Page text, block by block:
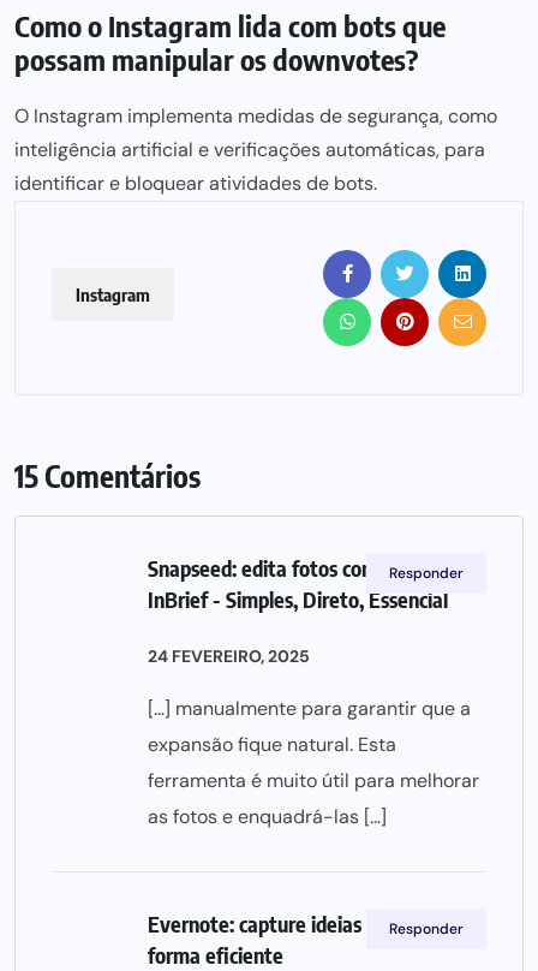
Como o Instagram lida com bots que
possam manipular os downvotes?
O Instagram implementa medidas de segurança, como
inteligência artificial e verificações automáticas, para
identificar e bloquear atividades de bots.
Instagram
15 Comentários
Snapseed: edita fotos como um pro -
InBrief - Simples, Direto, Essencial
24 FEVEREIRO, 2025
[…] manualmente para garantir que a
expansão fique natural. Esta
ferramenta é muito útil para melhorar
as fotos e enquadrá-las […]
Responder
Evernote: capture ideias e notas de
forma eficiente
Responder